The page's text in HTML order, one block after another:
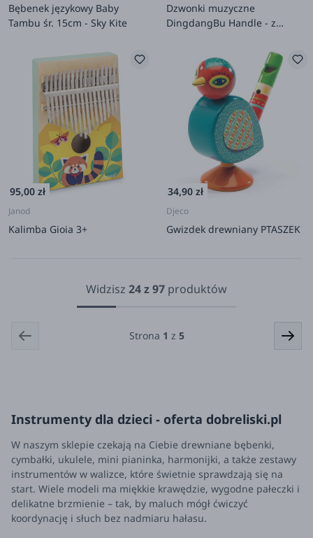
Bębenek językowy Baby
Tambu śr. 15cm - Sky Kite
Dzwonki muzyczne
DingdangBu Handle - z
95,00 zł
Janod
Kalimba Gioia 3+
34,90 zł
Djeco
Gwizdek drewniany PTASZEK
Widzisz 24z97 produktów
Strona 1 z 5
Instrumenty dla dzieci - oferta dobreliski.pl
W naszym sklepie czekają na Ciebie drewniane bębenki,
cymbałki, ukulele, mini pianinka, harmonijki, a także zestawy
instrumentów w walizce, które świetnie sprawdzają się na
start. Wiele modeli ma miękkie krawędzie, wygodne pałeczki i
delikatne brzmienie – tak, by maluch mógł ćwiczyć
koordynację i słuch bez nadmiaru hałasu.